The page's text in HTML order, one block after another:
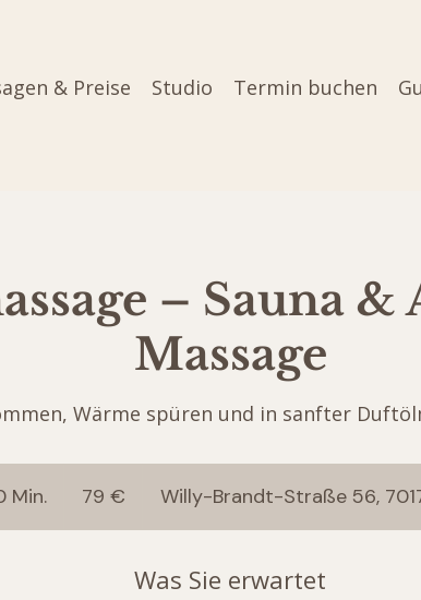
& Preise Studio Termin buchen
– Sauna
Massage
Wärme spüren und in sanfter
Min.
S
79 € Willy-Brandt-Straße 56,
Was Sie erwartet